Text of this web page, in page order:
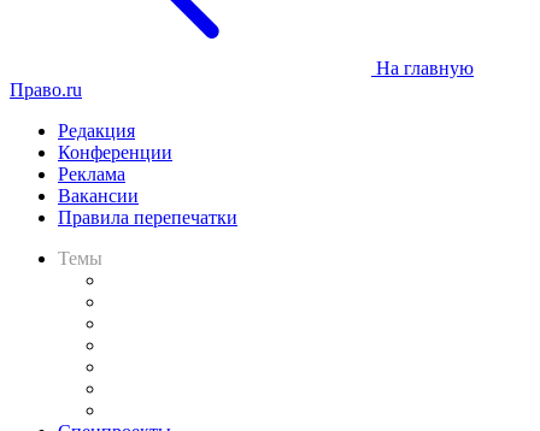
На главную
Право.ru
Редакция
Конференции
Реклама
Вакансии
Правила перепечатки
Темы